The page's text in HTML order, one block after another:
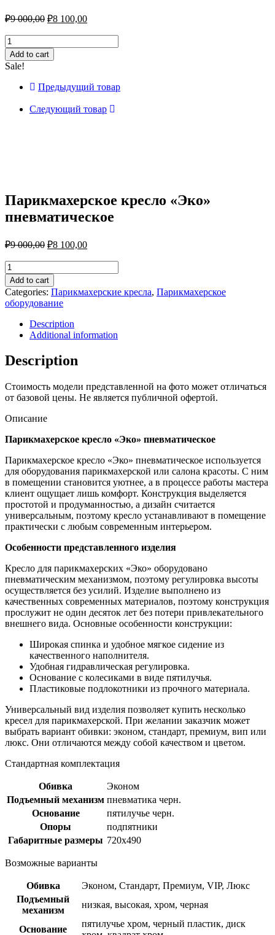
₽9 000,00 ₽8 100,00
Парикмахерское
кресло
«Эко»
пневматическое
quantity
Add to cart
Sale!
Предыдущий товар
Следующий товар
Парикмахерское кресло «Эко»
пневматическое
₽9 000,00 ₽8 100,00
Парикмахерское
кресло
«Эко»
пневматическое
quantity
Add to cart
Categories: Парикмахерские кресла, Парикмахерское
оборудование
Description
Additional information
Description
Стоимость модели представленной на фото может отличаться
от базовой цены. Не является публичной офертой.
Описание
Парикмахерское кресло «Эко» пневматическое
Парикмахерское кресло «Эко» пневматическое используется
для оборудования парикмахерской или салона красоты. С ним
в помещении становится уютнее, а в процессе работы мастера
клиент ощущает лишь комфорт. Конструкция выделяется
простотой и продуманностью, а дизайн считается
универсальным, поэтому кресло устанавливают в помещение
практически с любым современным интерьером.
Особенности представленного изделия
Кресло для парикмахерских «Эко» оборудовано
пневматическим механизмом, поэтому регулировка высоты
осуществляется без усилий. Изделие выполнено из
качественных современных материалов, поэтому конструкция
прослужит не один десяток лет без потери привлекательного
внешнего вида. Основные особенности конструкции:
Широкая спинка и удобное мягкое сидение из
качественного наполнителя.
Удобная гидравлическая регулировка.
Основание с колесиками в виде пятилучья.
Пластиковые подлокотники из прочного материала.
Универсальный вид изделия позволяет купить несколько
кресел для парикмахерской. При желании заказчик может
выбрать вариант обивки: эконом, стандарт, премиум, вип или
люкс. Они отличаются между собой качеством и цветом.
Стандартная комплектация
Обивка
Эконом
Подъемный механизм пневматика черн.
Основание
пятилучье черн.
Опоры
подпятники
Габаритные размеры 720х490
Возможные варианты
Обивка
Эконом, Стандарт, Премиум, VIP, Люкс
Подъемный
механизм
низкая, высокая, хром, черная
Основание
пятилучье хром, черный пластик, диск